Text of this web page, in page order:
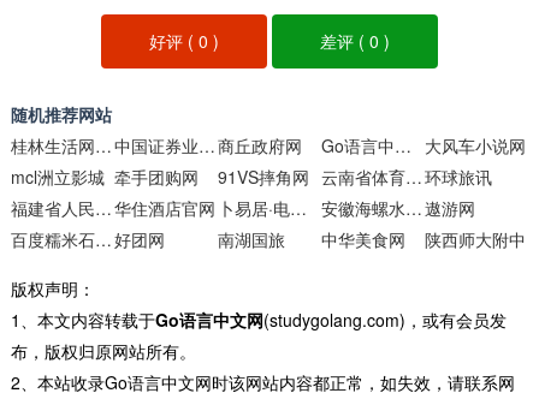
好评 (0 ) 差评 ( 0 )
随机推荐网站
桂林生活网团购
中国证券业协会网商丘政府网 Go语言中文网
大风车小说网
mcl洲立影城 牵手团购网 91VS摔角网 云南省体育彩票管理中心网站环球旅讯
福建省人民政府门户网站华住酒店官网 卜易居·电脑运程测试 安徽海螺水泥股份有限公司遨游网
百度糯米石家庄团购好团网 南湖国旅 中华美食网 陕西师大附中
版权声明：
1、本文内容转载于Go语言中文网(studygolang.com)，或有会员发
布，版权归原网站所有。
2、本站收录Go语言中文网时该网站内容都正常，如失效，请联系网